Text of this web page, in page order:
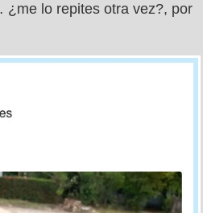
lo repites otra vez?, por